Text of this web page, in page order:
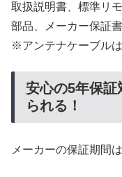
取扱説明書、標準リ
部品、メーカー保証書
※アンテナケーブル
安心の5年保証
られる！
メーカーの保証期間